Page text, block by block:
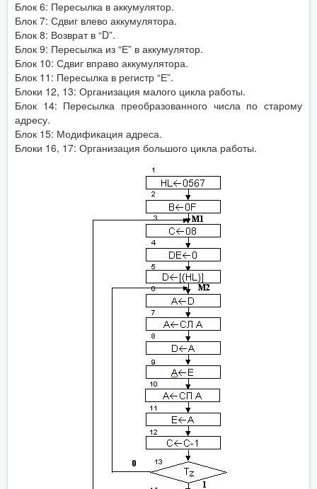
Блок 6: Пересылка в аккумулятор.
Блок 7: Сдвиг влево аккумулятора.
Блок 8: Возврат в “D”.
Блок 9: Пересылка из “Е” в аккумулятор.
Блок 10: Сдвиг вправо аккумулятора.
Блок 11: Пересылка в регистр “Е”.
Блоки 12, 13: Организация малого цикла работы.
Блок 14: Пересылка преобразованного числа по старому
адресу.
Блок 15: Модификация адреса.
Блоки 16, 17: Организация большого цикла работы.